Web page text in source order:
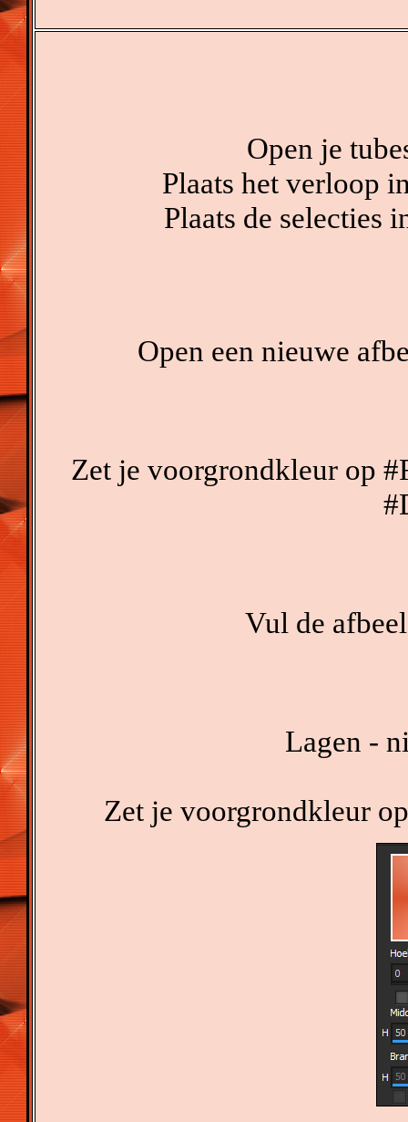
Open je
Plaats het verloop
Plaats de selecties
Open een nieuwe
Zet je voorgrondkleur op
Vul de
Lagen -
Zet je voorgrondkleur